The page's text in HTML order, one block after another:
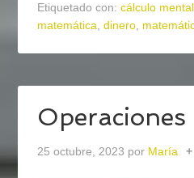
Etiquetado con:cálculo mental
matemática,dinero,
25 octubre, 2023 por María